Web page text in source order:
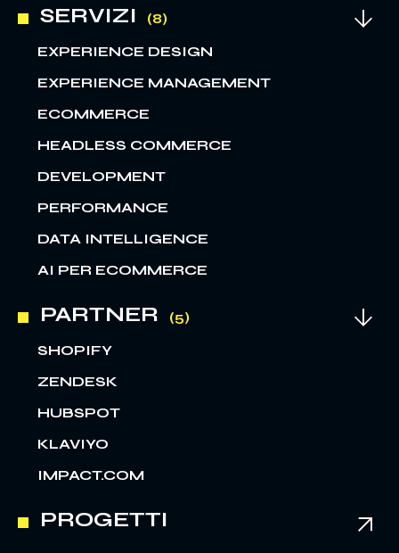
SERVIZI
EXPERIENCE DESIGN
EXPERIENCE MANAGEMENT
ECOMMERCE
HEADLESS COMMERCE
DEVELOPMENT
PERFORMANCE
DATA INTELLIGENCE
AI PER ECOMMERCE
PARTNER
SHOPIFY
ZENDESK
HUBSPOT
KLAVIYO
IMPACT.COM
PROGETTI